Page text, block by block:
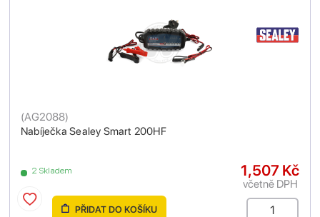
Nabíječka Sealey Smart 200HF
(AG2088)
2 Skladem 1,507 Kč
včetně DPH
PŘIDAT DO KOŠÍKU